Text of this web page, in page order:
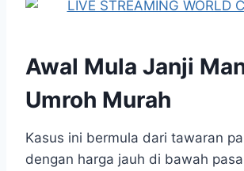
Awal Mula Janji
Umroh Murah
Kasus ini bermula dari tawaran
dengan harga jauh di bawah